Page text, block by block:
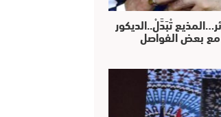
تْبَدَّلْ..الديكور
مع بعض الفواصل